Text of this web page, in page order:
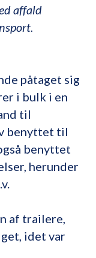
affald
påtaget sig
i bulk i en
til
benyttet til
benyttet
herunder
af trailere,
idet var